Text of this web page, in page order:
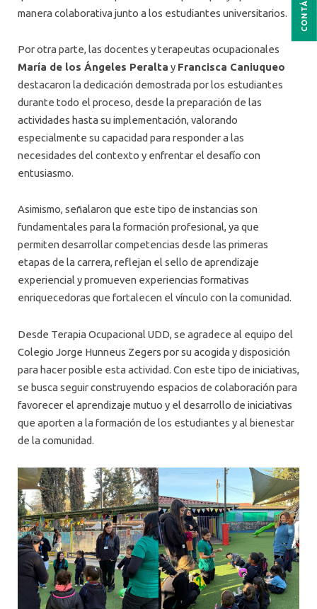
manera colaborativa junto a los estudiantes universitarios.
Por otra parte, las docentes y terapeutas ocupacionales
María de los Ángeles Peralta y Francisca Caniuqueo
destacaron la dedicación demostrada por los estudiantes
durante todo el proceso, desde la preparación de las
actividades hasta su implementación, valorando
especialmente su capacidad para responder a las
necesidades del contexto y enfrentar el desafío con
entusiasmo.
Asimismo, señalaron que este tipo de instancias son
fundamentales para la formación profesional, ya que
permiten desarrollar competencias desde las primeras
etapas de la carrera, reflejan el sello de aprendizaje
experiencial y promueven experiencias formativas
enriquecedoras que fortalecen el vínculo con la comunidad.
Desde Terapia Ocupacional UDD, se agradece al equipo del
Colegio Jorge Hunneus Zegers por su acogida y disposición
para hacer posible esta actividad. Con este tipo de iniciativas,
se busca seguir construyendo espacios de colaboración para
favorecer el aprendizaje mutuo y el desarrollo de iniciativas
que aporten a la formación de los estudiantes y al bienestar
de la comunidad.